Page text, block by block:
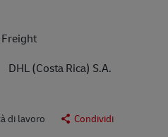
DHL (Costa Rica) S.A.
di lavoro Condividi